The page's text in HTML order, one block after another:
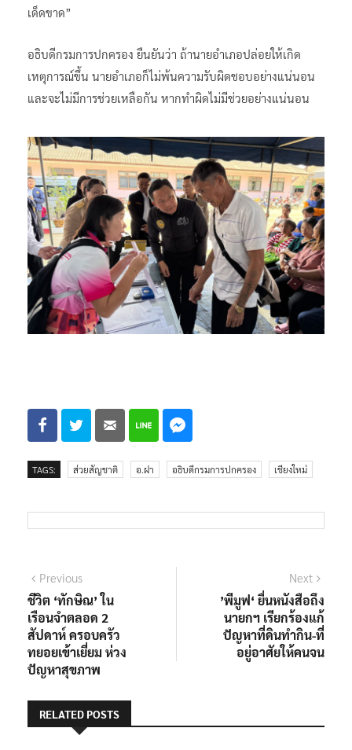
เด็ดขาด”
อธิบดีกรมการปกครอง ยืนยันว่า ถ้านายอำเภอปล่อยให้เกิด
เหตุการณ์ขึ้น นายอำเภอก็ไม่พ้นความรับผิดชอบอย่างแน่นอน
และจะไม่มีการช่วยเหลือกัน หากทำผิดไม่มีช่วยอย่างแน่นอน
TAGS: ส่วยสัญชาติ อ.ฝา อธิบดีกรมการปกครอง เชียงใหม่
แนะแนว
เรื่อง
PreviousPrevious
post:
ชีวิต ‘ทักษิณ’ ใน
เรือนจำตลอด 2
สัปดาห์ ครอบครัว
ทยอยเข้าเยี่ยม ห่วง
ปัญหาสุขภาพ
Next
’พีมูฟ‘ ยื่นหนังสือถึง
นายกฯ เรียกร้องแก้
ปัญหาที่ดินทำกิน-ที่
อยู่อาศัยให้คนจน
RELATED POSTS